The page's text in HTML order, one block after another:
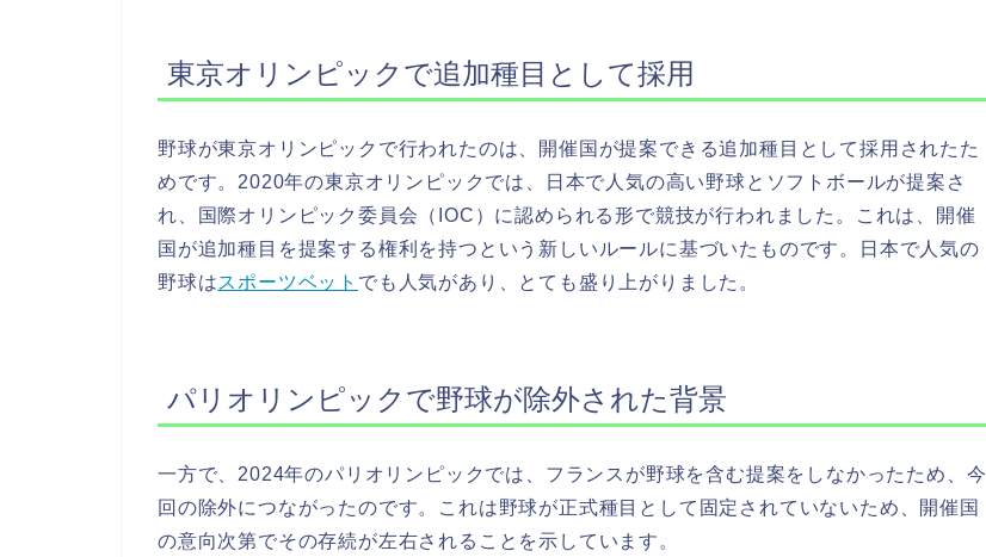
東京オリンピックで追加種目として採用
野球が東京オリンピックで行われたのは、開催国が提案できる追加種目として採用されたた
めです。2020年の東京オリンピックでは、日本で人気の高い野球とソフトボールが提案さ
れ、国際オリンピック委員会（IOC）に認められる形で競技が行われました。これは、開催
国が追加種目を提案する権利を持つという新しいルールに基づいたものです。日本で人気の
野球はスポーツベット でも人気があり、とても盛り上がりました。
パリオリンピックで野球が除外された背景
一方で、2024年のパリオリンピックでは、フランスが野球を含む提案をしなかったため、今
回の除外につながったのです。これは野球が正式種目として固定されていないため、開催国
の意向次第でその存続が左右されることを示しています。